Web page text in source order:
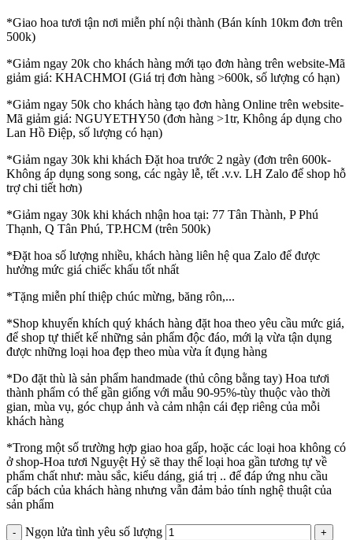
*Giao hoa tươi tận nơi miễn phí nội thành (Bán kính 10km đơn trên
500k)
*Giảm ngay 20k cho khách hàng mới tạo đơn hàng trên website-Mã
giảm giá: KHACHMOI (Giá trị đơn hàng >600k, số lượng có hạn)
*Giảm ngay 50k cho khách hàng tạo đơn hàng Online trên website-
Mã giảm giá: NGUYETHY50 (đơn hàng >1tr, Không áp dụng cho
Lan Hồ Điệp, số lượng có hạn)
*Giảm ngay 30k khi khách Đặt hoa trước 2 ngày (đơn trên 600k-
Không áp dụng song song, các ngày lễ, tết .v.v. LH Zalo để shop hỗ
trợ chi tiết hơn)
*Giảm ngay 30k khi khách nhận hoa tại: 77 Tân Thành, P Phú
Thạnh, Q Tân Phú, TP.HCM (trên 500k)
*Đặt hoa số lượng nhiều, khách hàng liên hệ qua Zalo để được
hưởng mức giá chiếc khấu tốt nhất
*Tặng miễn phí thiệp chúc mừng, băng rôn,...
*Shop khuyến khích quý khách hàng đặt hoa theo yêu cầu mức giá,
để shop tự thiết kế những sản phẩm độc đáo, mới lạ vừa tận dụng
được những loại hoa đẹp theo mùa vừa ít đụng hàng
*Do đặt thù là sản phẩm handmade (thủ công bằng tay) Hoa tươi
thành phẩm có thể gần giống với mẫu 90-95%-tùy thuộc vào thời
gian, mùa vụ, góc chụp ảnh và cảm nhận cái đẹp riêng của mỗi
khách hàng
*Trong một số trường hợp giao hoa gấp, hoặc các loại hoa không có
ở shop-Hoa tươi Nguyệt Hỷ sẽ thay thế loại hoa gần tương tự về
phẩm chất như: màu sắc, kiểu dáng, giá trị .. để đáp ứng nhu cầu
cấp bách của khách hàng nhưng vẫn đảm bảo tính nghệ thuật của
sản phẩm
Ngọn lửa tình yêu số lượng